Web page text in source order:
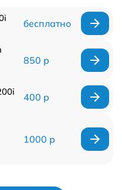
бесплатно
850 р
400 р
1000 р